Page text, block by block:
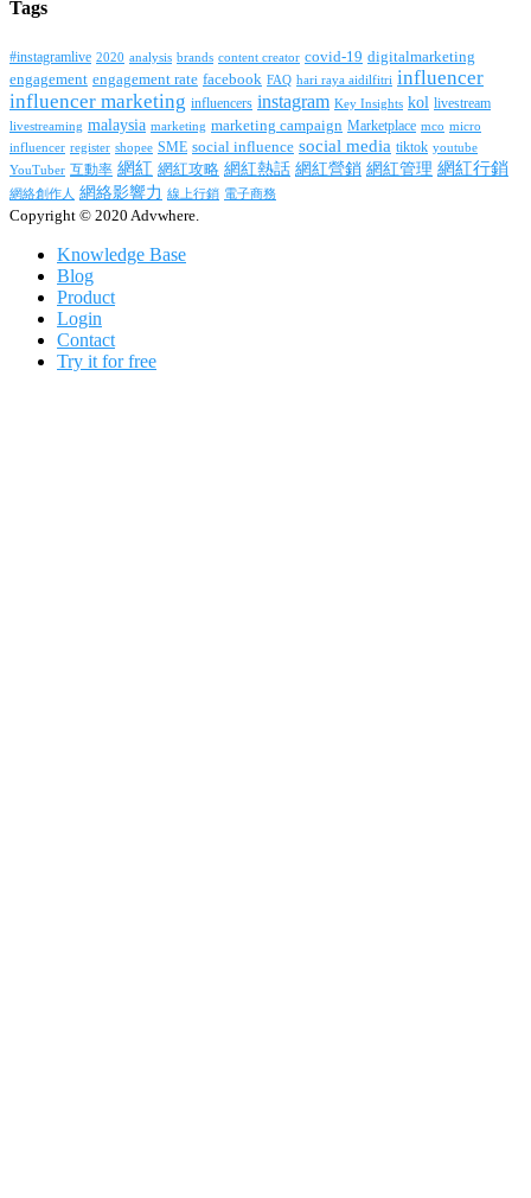
Tags
#instagramlive 2020 analysis brands content creator covid-19 digitalmarketing
engagement engagement rate facebook FAQ hari raya aidilfitri influencer
influencer marketing influencers instagram Key Insights kol livestream
livestreaming malaysia marketing marketing campaign Marketplace mco micro
influencer register shopee SME social influence social media tiktok youtube
YouTuber 互動率 網紅 網紅攻略 網紅熱話 網紅營銷 網紅管理 網紅行銷
網絡創作人 網絡影響力 線上行銷 電子商務
Copyright © 2020 Advwhere.
Knowledge Base
Blog
Product
Login
Contact
Try it for free